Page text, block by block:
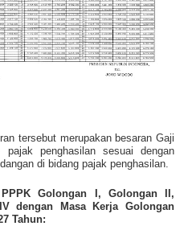
tersebut merupakan besaran Gaji
pajak penghasilan sesuai dengan
di bidang pajak penghasilan.
Golongan I, Golongan II,
dengan Masa Kerja Golongan
Tahun: